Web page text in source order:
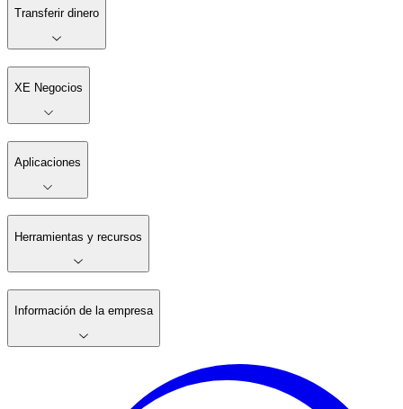
Transferir dinero
XE Negocios
Aplicaciones
Herramientas y recursos
Información de la empresa